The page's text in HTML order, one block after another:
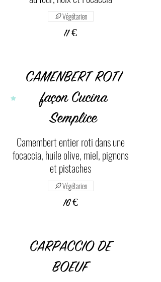
11 €
Végétarien
CAMENBERT ROTI
façon Cucina
Semplice
Camembert entier roti dans une
focaccia, huile olive, miel, pignons
et pistaches
16 €
Végétarien
CARPACCIO DE
BOEUF